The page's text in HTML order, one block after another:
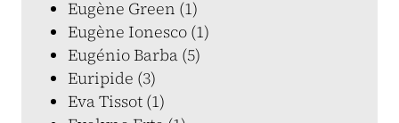
Eugène Green (1)
Eugène Ionesco (1)
Eugénio Barba (5)
Euripide (3)
Eva Tissot (1)